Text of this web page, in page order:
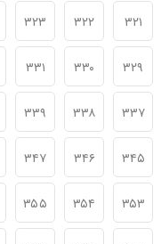
۳۲۱ ۳۲۲ ۳۲۳
۳۲۹ ۳۳۰ ۳۳۱
۳۳۷ ۳۳۸ ۳۳۹
۳۴۵ ۳۴۶ ۳۴۷
۳۵۳ ۳۵۴ ۳۵۵